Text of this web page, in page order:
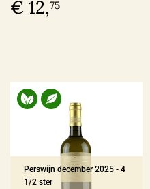
€ 12,75
Perswijn december 2025 - 4
1/2 ster